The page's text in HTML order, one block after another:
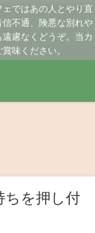
ではあの人とやり直
不通、険悪な別れや
慮なくどうぞ。当カ
味ください。
ちを押し付